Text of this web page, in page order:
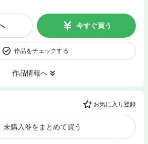
今すぐ買う
作品をチェックする
作品情報へ
お気に入り登録
未購入巻をまとめて買う